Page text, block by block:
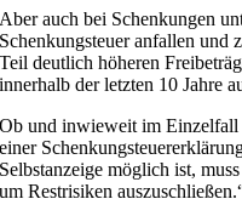
Aber auch bei Schenkungen
Schenkungsteuer anfallen und
Teil deutlich höheren
innerhalb der letzten 10 Jahre
Ob und inwieweit im Einzelfall
einer
Selbstanzeige möglich ist,
um Restrisiken